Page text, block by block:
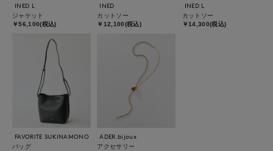
INED L
ジャケット
￥56,100(税込)
INED
カットソー
￥12,100(税込)
INED L
カットソー
￥14,300(税込)
FAVORITE SUKINAMONO
バッグ
ADER.bijoux
アクセサリー